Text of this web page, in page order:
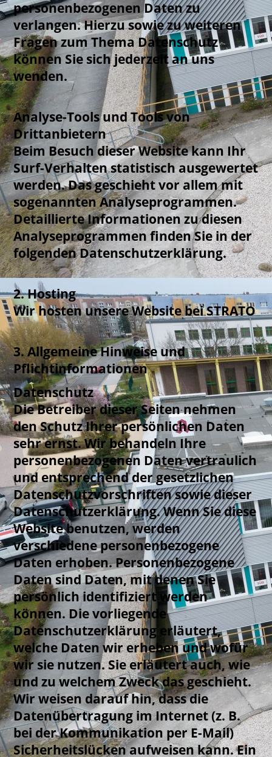
personenbezogenen Daten zu
verlangen. Hierzu sowie zu weiteren
Fragen zum Thema Datenschutz
können Sie sich jederzeit an uns
wenden.
Analyse-Tools und Tools von
Drittanbietern
Beim Besuch dieser Website kann Ihr
Surf-Verhalten statistisch ausgewertet
werden. Das geschieht vor allem mit
sogenannten Analyseprogrammen.
Detaillierte Informationen zu diesen
Analyseprogrammen finden Sie in der
folgenden Datenschutzerklärung.
2. Hosting
Wir hosten unsere Website bei STRATO
3. Allgemeine Hinweise und
Pflichtinformationen
Datenschutz
Die Betreiber dieser Seiten nehmen
den Schutz Ihrer persönlichen Daten
sehr ernst. Wir behandeln Ihre
personenbezogenen Daten vertraulich
und entsprechend der gesetzlichen
Datenschutzvorschriften sowie dieser
Datenschutzerklärung. Wenn Sie diese
Website benutzen, werden
verschiedene personenbezogene
Daten erhoben. Personenbezogene
Daten sind Daten, mit denen Sie
persönlich identifiziert werden
können. Die vorliegende
Datenschutzerklärung erläutert,
welche Daten wir erheben und wofür
wir sie nutzen. Sie erläutert auch, wie
und zu welchem Zweck das geschieht.
Wir weisen darauf hin, dass die
Datenübertragung im Internet (z. B.
bei der Kommunikation per E-Mail)
Sicherheitslücken aufweisen kann. Ein